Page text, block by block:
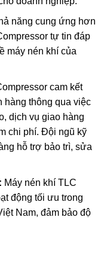
năng cung ứng hơn
tự tin đáp
máy nén khí của
cam kết
hàng thông qua việc
dịch vụ giao hàng
chi phí. Đội ngũ kỹ
hỗ trợ bảo trì, sửa
Máy nén khí TLC
động tối ưu trong
Nam, đảm bảo độ